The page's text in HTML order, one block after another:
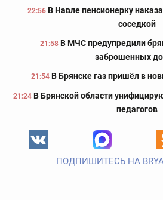
22:56 В Навле пенсионерку
соседкой
21:58 В МЧС предупредили
заброшенных
21:54 В Брянске газ пришёл в
21:24 В Брянской области
педагогов
ПОДПИШИТЕСЬ НА